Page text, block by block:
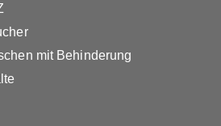
mit Behinderung